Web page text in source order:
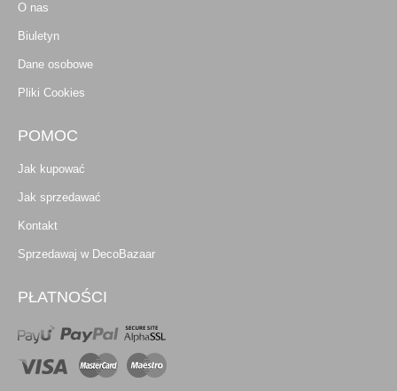
O nas
Biuletyn
Dane osobowe
Pliki Cookies
POMOC
Jak kupować
Jak sprzedawać
Kontakt
Sprzedawaj w DecoBazaar
PŁATNOŚCI